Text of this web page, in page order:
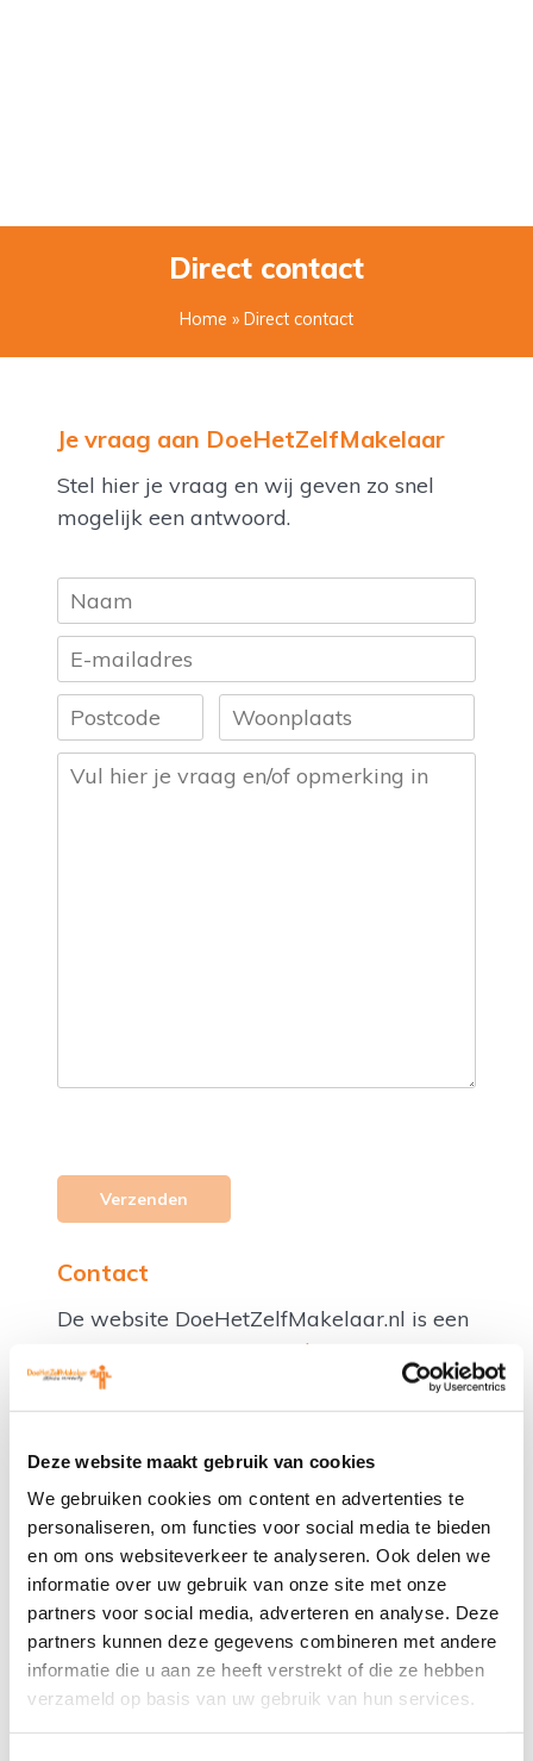
Deze website maakt gebruik van cookies
We gebruiken cookies om content en advertenties te
personaliseren, om functies voor social media te bieden
en om ons websiteverkeer te analyseren. Ook delen we
informatie over uw gebruik van onze site met onze
partners voor social media, adverteren en analyse. Deze
partners kunnen deze gegevens combineren met andere
informatie die u aan ze heeft verstrekt of die ze hebben
verzameld op basis van uw gebruik van hun services.
Direct contact
Home » Direct contact
Je vraag aan DoeHetZelfMakelaar
Stel hier je vraag en wij geven zo snel
mogelijk een antwoord.
Contact
De website DoeHetZelfMakelaar.nl is een
Gita Kennisbronnen BV
Je kan op alle manieren contact met ons
1091 SW Amsterdam
Telefoon: 085 – 760 23 79
E-mail:vraag@doehetzelfmakelaar.nl
(niet gebruiken voor offerteverzoeken)
Sociale Media en ander Nieuws